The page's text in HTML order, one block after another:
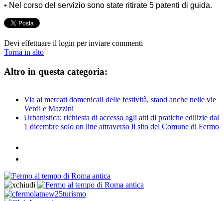
• Nel corso del servizio sono state ritirate 5 patenti di guida.
Devi effettuare il login per inviare commenti
Torna in alto
Altro in questa categoria:
Via ai mercati domenicali delle festività, stand anche nelle vie
Verdi e Mazzini
Urbanistica: richiesta di accesso agli atti di pratiche edilizie dal
1 dicembre solo on line attraverso il sito del Comune di Fermo